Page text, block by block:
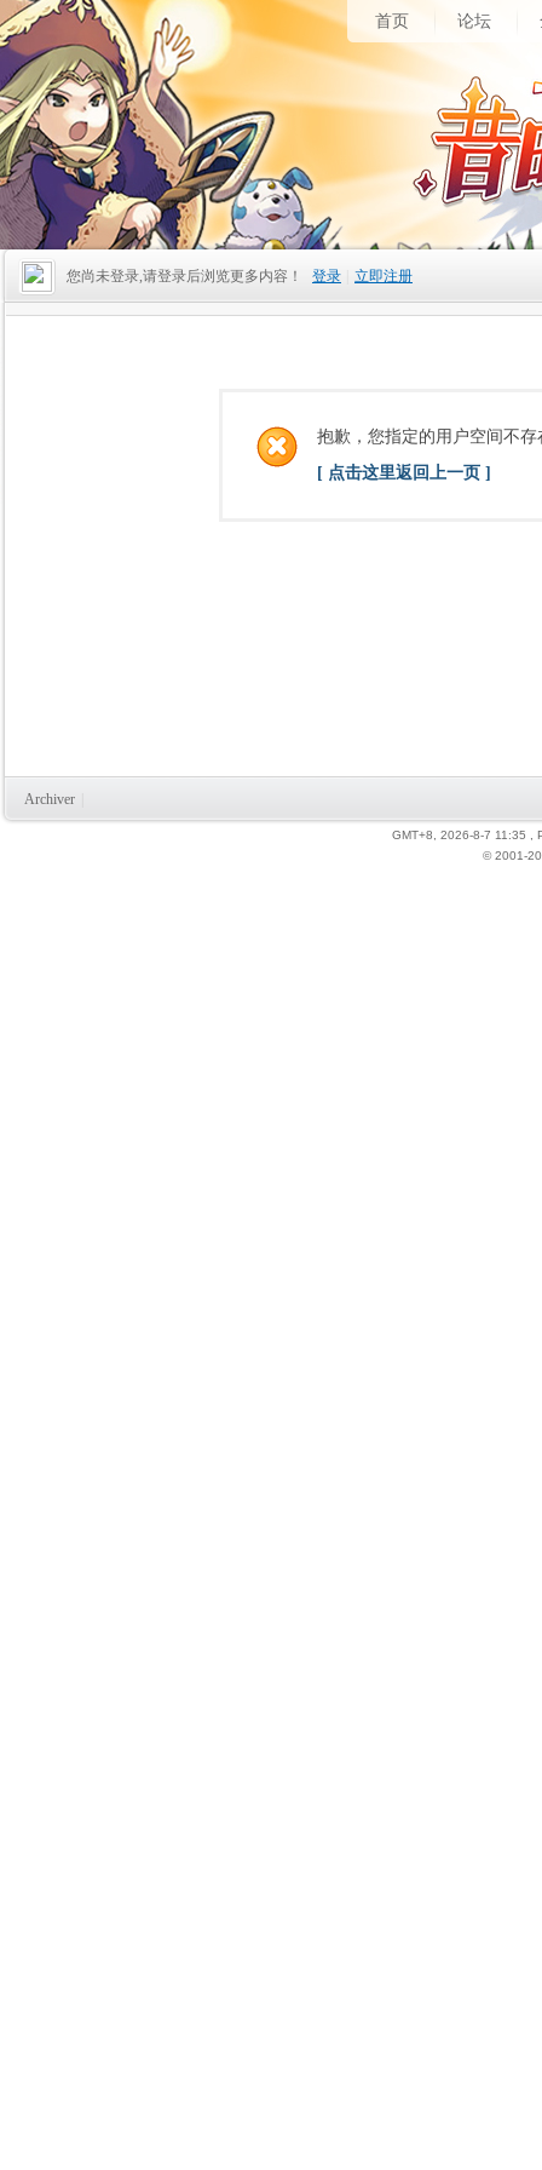
首页 论坛
您尚未登录,请登录后浏览更多内容！ 登录 立即注册
抱歉，您指定的用户空间不存
[ 点击这里返回上一页 ]
Archiver
GMT+8, 2026-8-7 11:35
© 2001-